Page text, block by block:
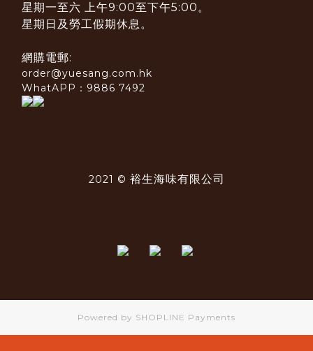
星期一至六 上午9:00至下午5:00。
星期日及勞工假期休息。
網購電郵:
order@yuesang.com.hk
WhatAPP：9886 7492
2021 © 裕生海味有限公司
Powered by SHOPLINE Payments